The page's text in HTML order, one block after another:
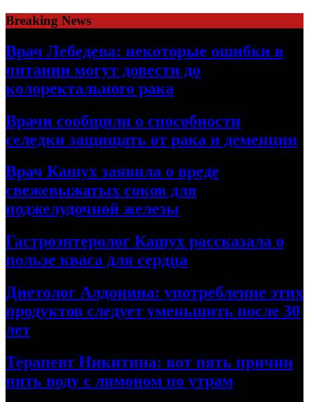
Skip
to
content
Breaking News
Врач Лебедева: некоторые ошибки в
питании могут довести до
колоректального рака
Врачи сообщили о способности
селедки защищать от рака и деменции
Врач Кашух заявила о вреде
свежевыжатых соков для
поджелудочной железы
Гастроэнтеролог Кашух рассказала о
пользе кваса для сердца
Диетолог Алдонина: употребление этих
продуктов следует уменьшить после 30
лет
Терапевт Никитина: вот пять причин
пить воду с лимоном по утрам